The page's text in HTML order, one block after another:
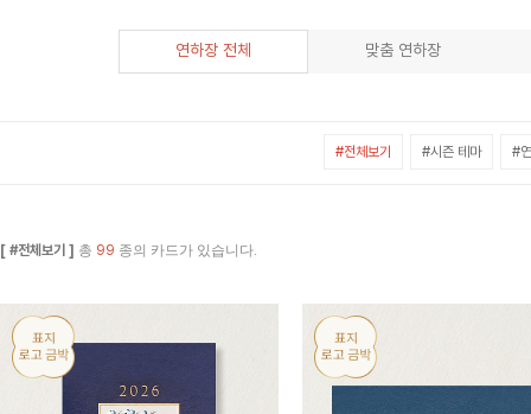
연하장 전체 맞춤 연하장
#전체보기 #시즌 테마 #
[ #전체보기 ] 총 99 종의 카드가 있습니다.